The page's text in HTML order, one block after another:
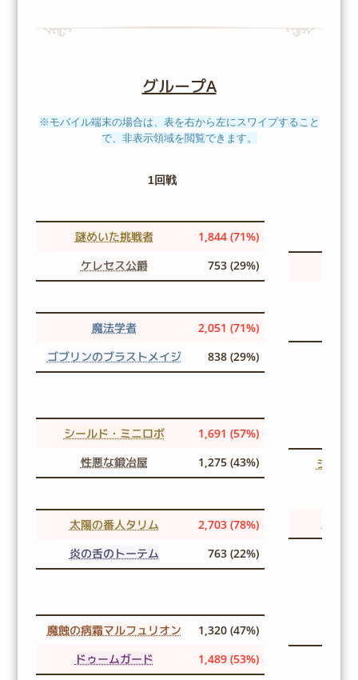
グループA
※モバイル端末の場合は、表を右から左にスワイプすること
で、非表示領域を閲覧できます。
1回戦
謎めいた挑戦者
1,844 (71%)
ケレセス公爵
753 (29%)
魔法学者 2,051 (71%)
ゴブリンのブラストメイジ
838 (29%)
シールド・ミニロボ
1,691 (57%)
性悪な鍛冶屋
1,275 (43%) シール
太陽の番人タリム 2,703 (78%)
炎の舌のトーテム
763 (22%)
魔蝕の病霜マルフュリオン
1,320 (47%)
ドゥームガード
1,489 (53%)